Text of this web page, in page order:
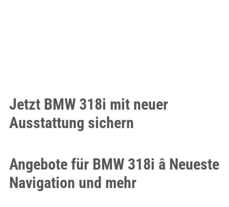
Jetzt BMW 318i mit neuer
Ausstattung sichern
Angebote für BMW 318i â Neueste
Navigation und mehr